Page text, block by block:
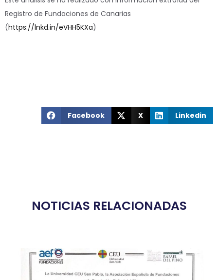
Registro de Fundaciones de Canarias
(https://lnkd.in/eVHH5KXa)
Facebook X Linkedin
NOTICIAS RELACIONADAS